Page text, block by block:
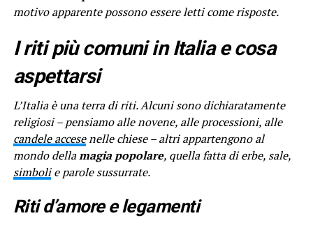
motivo apparente possono essere letti come risposte.
I riti più comuni in Italia e cosa
aspettarsi
L’Italia è una terra di riti. Alcuni sono dichiaratamente
religiosi – pensiamo alle novene, alle processioni, alle
candele accesenelle chiese – altri appartengono al
mondo dellamagia popolare, quella fatta di erbe, sale,
simbolie parole sussurrate.
Riti d’amore e legamenti